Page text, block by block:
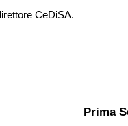
CeDiSA.
Prima